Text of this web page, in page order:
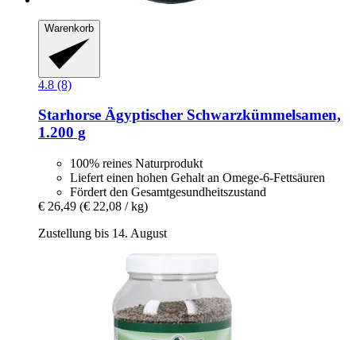
Warenkorb
4.8 (8)
Starhorse Ägyptischer Schwarzkümmelsamen,
1.200 g
100% reines Naturprodukt
Liefert einen hohen Gehalt an Omege-6-Fettsäuren
Fördert den Gesamtgesundheitszustand
€ 26,49 (€ 22,08 / kg)
Zustellung bis 14. August